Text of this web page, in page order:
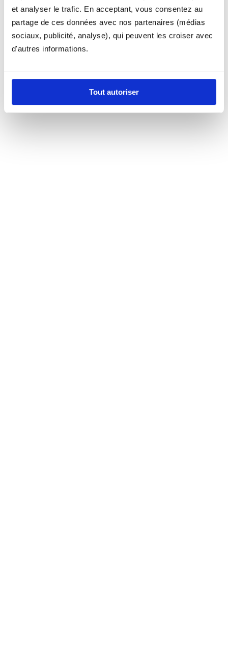
et analyser le trafic. En acceptant, vous consentez au
partage de ces données avec nos partenaires (médias
sociaux, publicité, analyse), qui peuvent les croiser avec
d'autres informations.
Tout autoriser